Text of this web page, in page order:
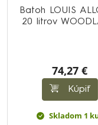
Batoh LOUIS
20 litrov
74,27 €
Kúpiť
Skladom 1